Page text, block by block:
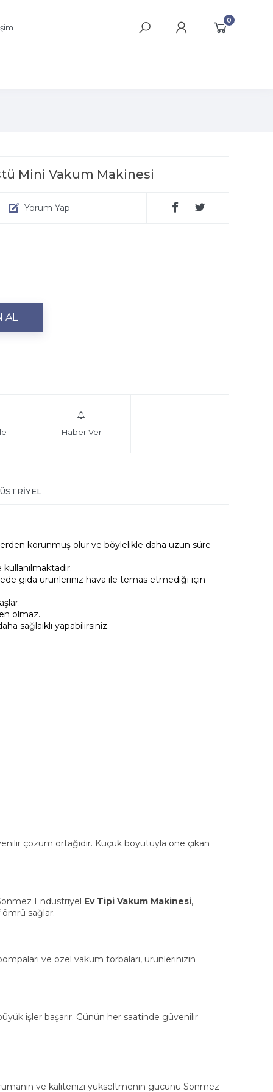
0
Mini Vakum Makinesi
Yorum Yap
Haber Ver
korunmuş olur ve böylelikle daha uzun süre
gıda ürünleriniz hava ile temas etmediği için
olmaz.
sağlaıklı yapabilirsiniz.
çözüm ortağıdır. Küçük boyutuyla öne çıkan
Endüstriyel Ev Tipi Vakum Makinesi,
ömrü sağlar.
ve özel vakum torbaları, ürünlerinizin
işler başarır. Günün her saatinde güvenilir
ve kalitenizi yükseltmenin gücünü Sönmez